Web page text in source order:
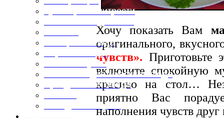
Кулинарные хитрости
Овощные блюда
Первые блюда
Полевая кухня
Постные и диетические блюда
Праздничные блюда
Холодные закуски
Хочу показать Вам
оригинального,
чувств». Приготовьте
включите спокойную
красиво на стол…
приятно Вас
наполнения чувств друг